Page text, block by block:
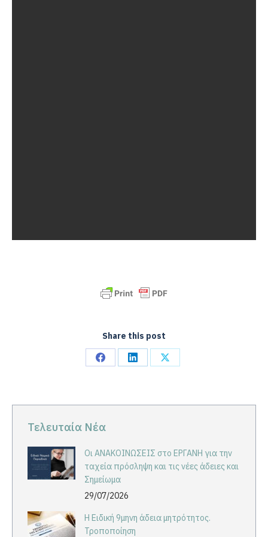
Share this post
Share Share Share
Τελευταία Νέα
Οι ΑΝΑΚΟΙΝΩΣΕΙΣ στο ΕΡΓΑΝΗ για την
ταχεία πρόσληψη και τις νέες άδειες και
Σημείωμα
29/07/2026
Η Ειδική 9μηνη άδεια μητρότητος.
Τροποποίηση